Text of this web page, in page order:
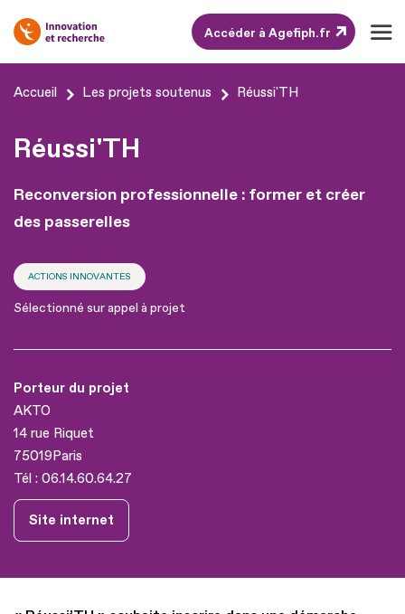
Aller
contenu
au
pied
page
Accéder à Agefiph.fr
Accueil Les projets soutenus Réussi'TH
Réussi'TH
Reconversion professionnelle : former et créer
des passerelles
ACTIONS INNOVANTES
Sélectionné sur appel à projet
Porteur du projet
AKTO
14 rue Riquet
75019Paris
Tél : 06.14.60.64.27
Site internet